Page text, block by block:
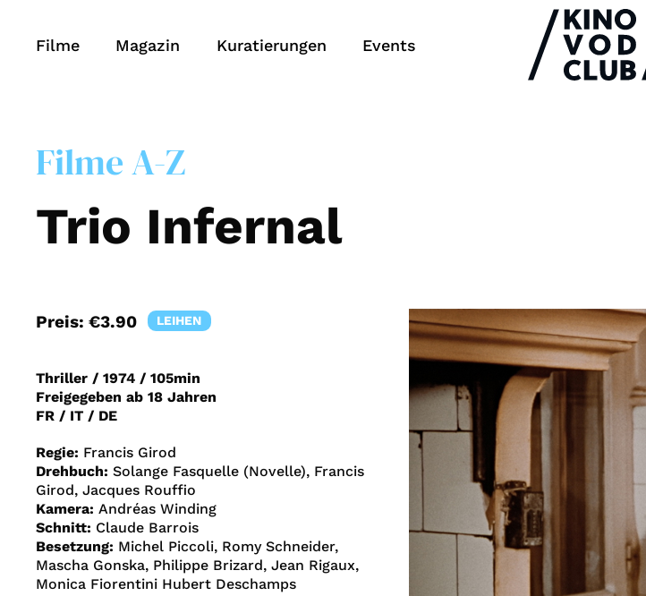
So geht’s
Filmpakete
Gutscheine
& Filmpässe
Account
Suche
Filme Magazin Kuratierungen Events
Filme A-Z
Trio Infernal
Preis: €3.90 LEIHEN
Thriller / 1974 / 105min
Freigegeben ab 18 Jahren
FR / IT / DE
Regie: Francis Girod
Drehbuch: Solange Fasquelle (Novelle), Francis
Girod, Jacques Rouffio
Kamera: Andréas Winding
Schnitt: Claude Barrois
Besetzung: Michel Piccoli, Romy Schneider,
Mascha Gonska, Philippe Brizard, Jean Rigaux,
Monica Fiorentini Hubert Deschamps